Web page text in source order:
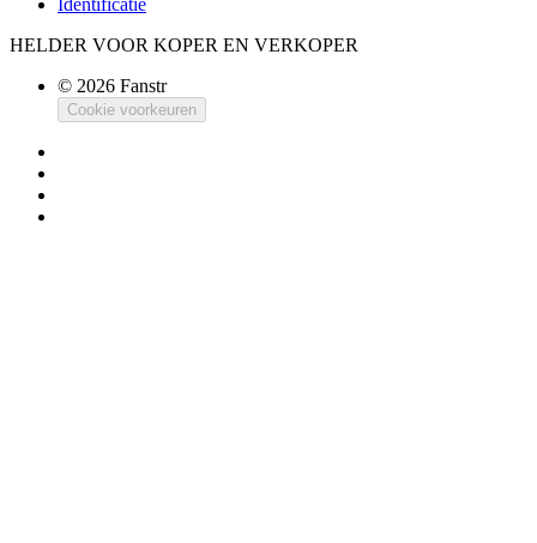
HELDER VOOR KOPER EN VERKOPER
© 2026 Fanstr
Cookie voorkeuren